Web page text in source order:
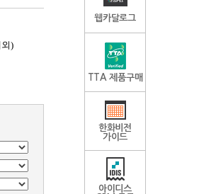
)
웹카달로그
TTA 제품구매
한화비전
가이드
아이디스